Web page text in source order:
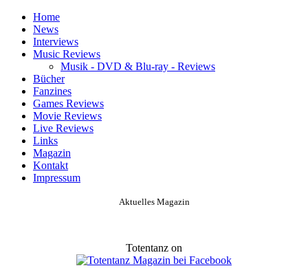
Home
News
Interviews
Music Reviews
Musik - DVD & Blu-ray - Reviews
Bücher
Fanzines
Games Reviews
Movie Reviews
Live Reviews
Links
Magazin
Kontakt
Impressum
Aktuelles Magazin
Totentanz on